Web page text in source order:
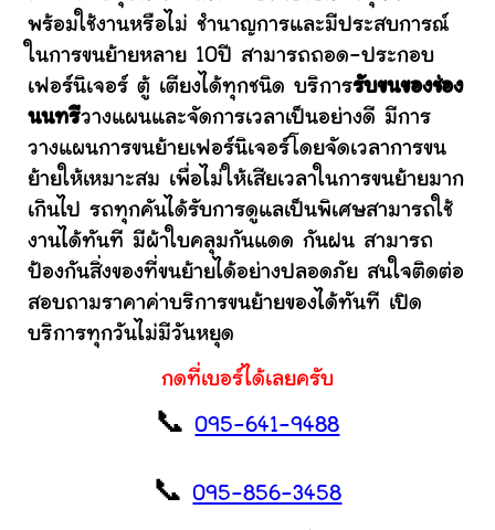
พร้อมใช้งานหรือไม่ ชำนาญการและมีประสบการณ์
ในการขนย้ายหลาย 10ปี สามารถถอด-ประกอบ
เฟอร์นิเจอร์ ตู้ เตียงได้ทุกชนิด บริการรับขนของช่อง
นนทรีวางแผนและจัดการเวลาเป็นอย่างดี มีการ
วางแผนการขนย้ายเฟอร์นิเจอร์โดยจัดเวลาการขน
ย้ายให้เหมาะสม เพื่อไม่ให้เสียเวลาในการขนย้ายมาก
เกินไป รถทุกคันได้รับการดูแลเป็นพิเศษสามารถใช้
งานได้ทันที มีผ้าใบคลุมกันแดด กันฝน สามารถ
ป้องกันสิ่งของที่ขนย้ายได้อย่างปลอดภัย สนใจติดต่อ
สอบถามราคาค่าบริการขนย้ายของได้ทันที เปิด
บริการทุกวันไม่มีวันหยุด
กดที่เบอร์ได้เลยครับ
📞095-641-9488
📞095-856-3458